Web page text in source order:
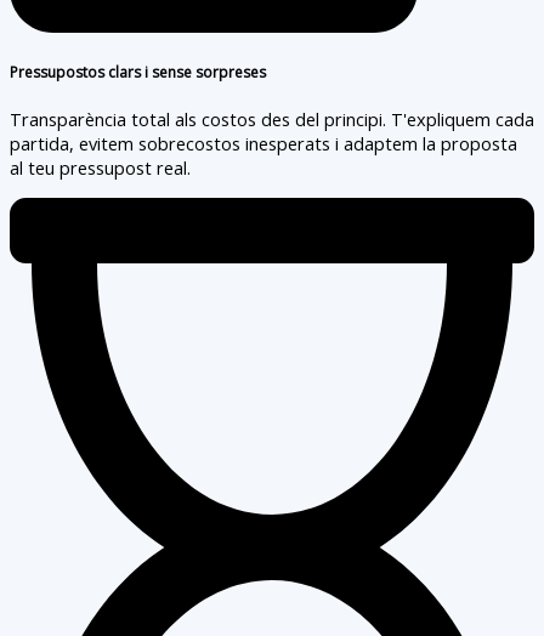
Pressupostos clars i sense sorpreses
Transparència total als costos des del principi. T'expliquem cada
partida, evitem sobrecostos inesperats i adaptem la proposta
al teu pressupost real.